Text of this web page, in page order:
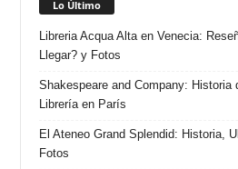
Lo Último
Libreria Acqua Alta en Venecia:
Llegar? y Fotos
Shakespeare and Company: Historia
Librería en París
El Ateneo Grand Splendid: Historia,
Fotos